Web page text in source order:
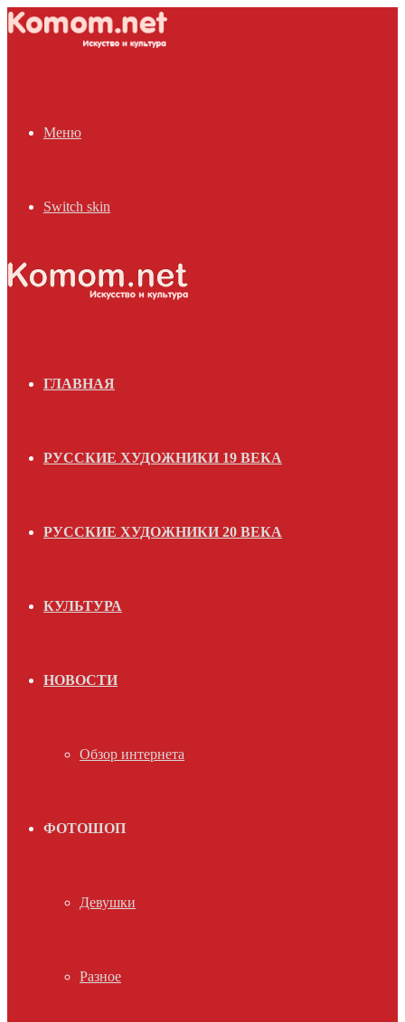
Меню
Switch skin
ГЛАВНАЯ
РУССКИЕ ХУДОЖНИКИ 19 ВЕКА
РУССКИЕ ХУДОЖНИКИ 20 ВЕКА
КУЛЬТУРА
НОВОСТИ
Обзор интернета
ФОТОШОП
Девушки
Разное